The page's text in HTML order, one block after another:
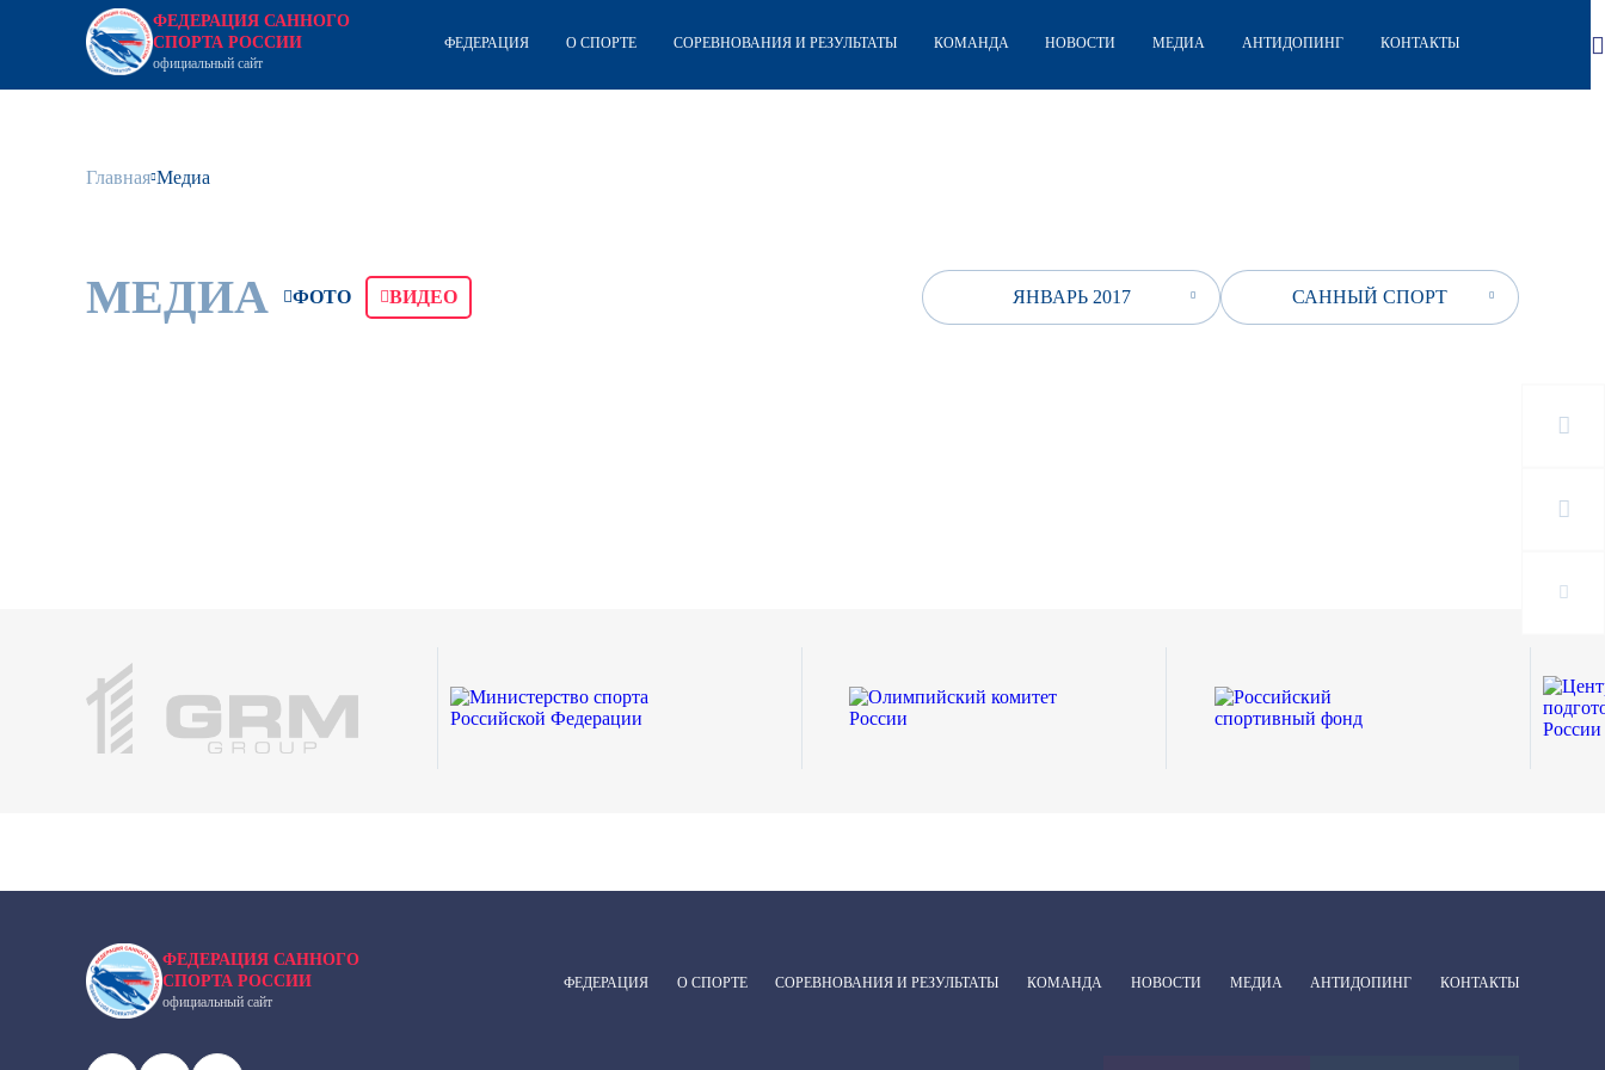
ФЕДЕРАЦИЯ САННОГО
СПОРТА РОССИИ
официальный сайт
ФЕДЕРАЦИЯ О СПОРТЕ СОРЕВНОВАНИЯ И РЕЗУЛЬТАТЫ КОМАНДА НОВОСТИ МЕДИА АНТИДОПИНГ КОНТАКТЫ
Главная Медиа
МЕДИА ФОТО ВИДЕО ЯНВАРЬ 2017 САННЫЙ СПОРТ
ФЕДЕРАЦИЯ САННОГО
СПОРТА РОССИИ
официальный сайт
ФЕДЕРАЦИЯ О СПОРТЕ СОРЕВНОВАНИЯ И РЕЗУЛЬТАТЫ КОМАНДА НОВОСТИ МЕДИА АНТИДОПИНГ КОНТАКТЫ